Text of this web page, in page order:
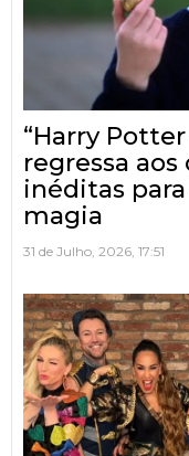
“Harry
regressa
inéditas
magia
31 de Julho, 2026, 17:51